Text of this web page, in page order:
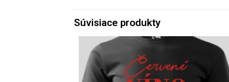
Súvisiace produkty